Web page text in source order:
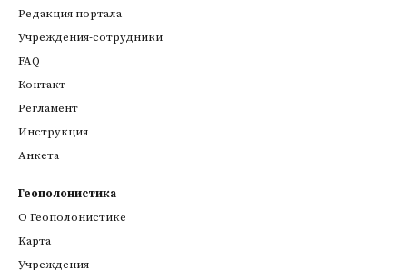
Редакция портала
Учреждения-сотрудники
FAQ
Контакт
Регламент
Инструкция
Анкета
Геополонистика
О Геополонистике
Kарта
Учреждения